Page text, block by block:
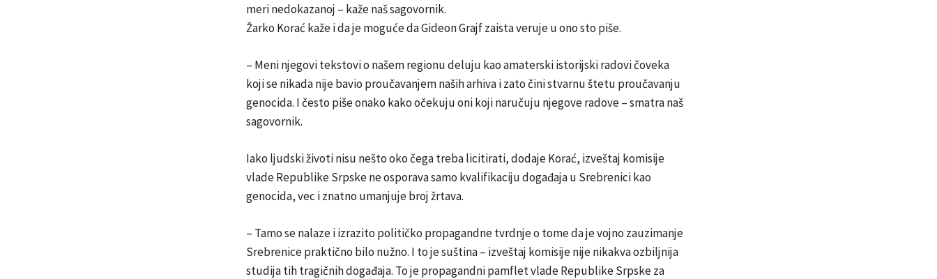
meri nedokazanoj – kaže naš sagovornik.
Žarko Korać kaže i da je moguće da Gideon Grajf zaista veruje u ono sto piše.
– Meni njegovi tekstovi o našem regionu deluju kao amaterski istorijski radovi čoveka
koji se nikada nije bavio proučavanjem naših arhiva i zato čini stvarnu štetu proučavanju
genocida. I često piše onako kako očekuju oni koji naručuju njegove radove – smatra naš
sagovornik.
Iako ljudski životi nisu nešto oko čega treba licitirati, dodaje Korać, izveštaj komisije
vlade Republike Srpske ne osporava samo kvalifikaciju događaja u Srebrenici kao
genocida, vec i znatno umanjuje broj žrtava.
– Tamo se nalaze i izrazito političko propagandne tvrdnje o tome da je vojno zauzimanje
Srebrenice praktično bilo nužno. I to je suština – izveštaj komisije nije nikakva ozbiljnija
studija tih tragičnih događaja. To je propagandni pamflet vlade Republike Srpske za